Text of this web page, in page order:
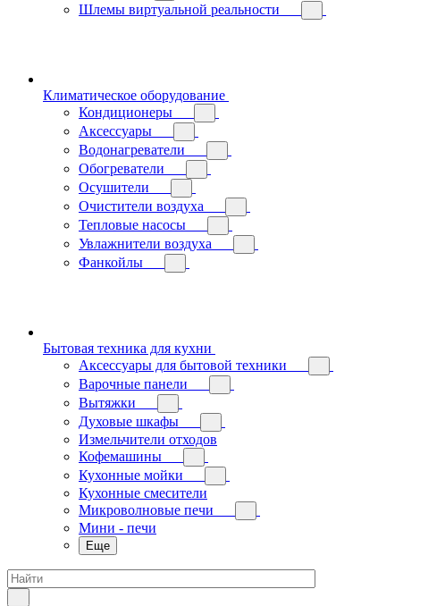
Шлемы виртуальной реальности
Климатическое оборудование
Кондиционеры
Аксессуары
Водонагреватели
Обогреватели
Осушители
Очистители воздуха
Тепловые насосы
Увлажнители воздуха
Фанкойлы
Бытовая техника для кухни
Аксессуары для бытовой техники
Варочные панели
Вытяжки
Духовые шкафы
Измельчители отходов
Кофемашины
Кухонные мойки
Кухонные смесители
Микроволновые печи
Мини - печи
Еще